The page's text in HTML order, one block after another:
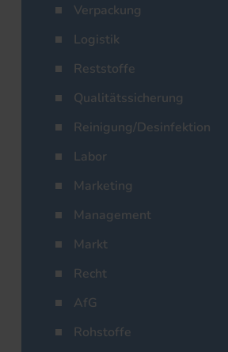
Verpackung
Logistik
Reststoffe
Qualitätssicherung
Reinigung/Desinfektion
Labor
Marketing
Management
Markt
Recht
AfG
Rohstoffe